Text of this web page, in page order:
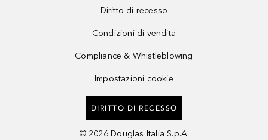
Diritto di recesso
Condizioni di vendita
Compliance & Whistleblowing
Impostazioni cookie
DIRITTO DI RECESSO
© 2026 Douglas Italia S.p.A.